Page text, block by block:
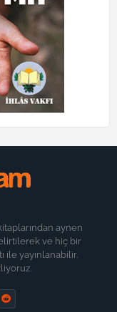
aynen
ve hiç bir
ile yayınlanabilir.